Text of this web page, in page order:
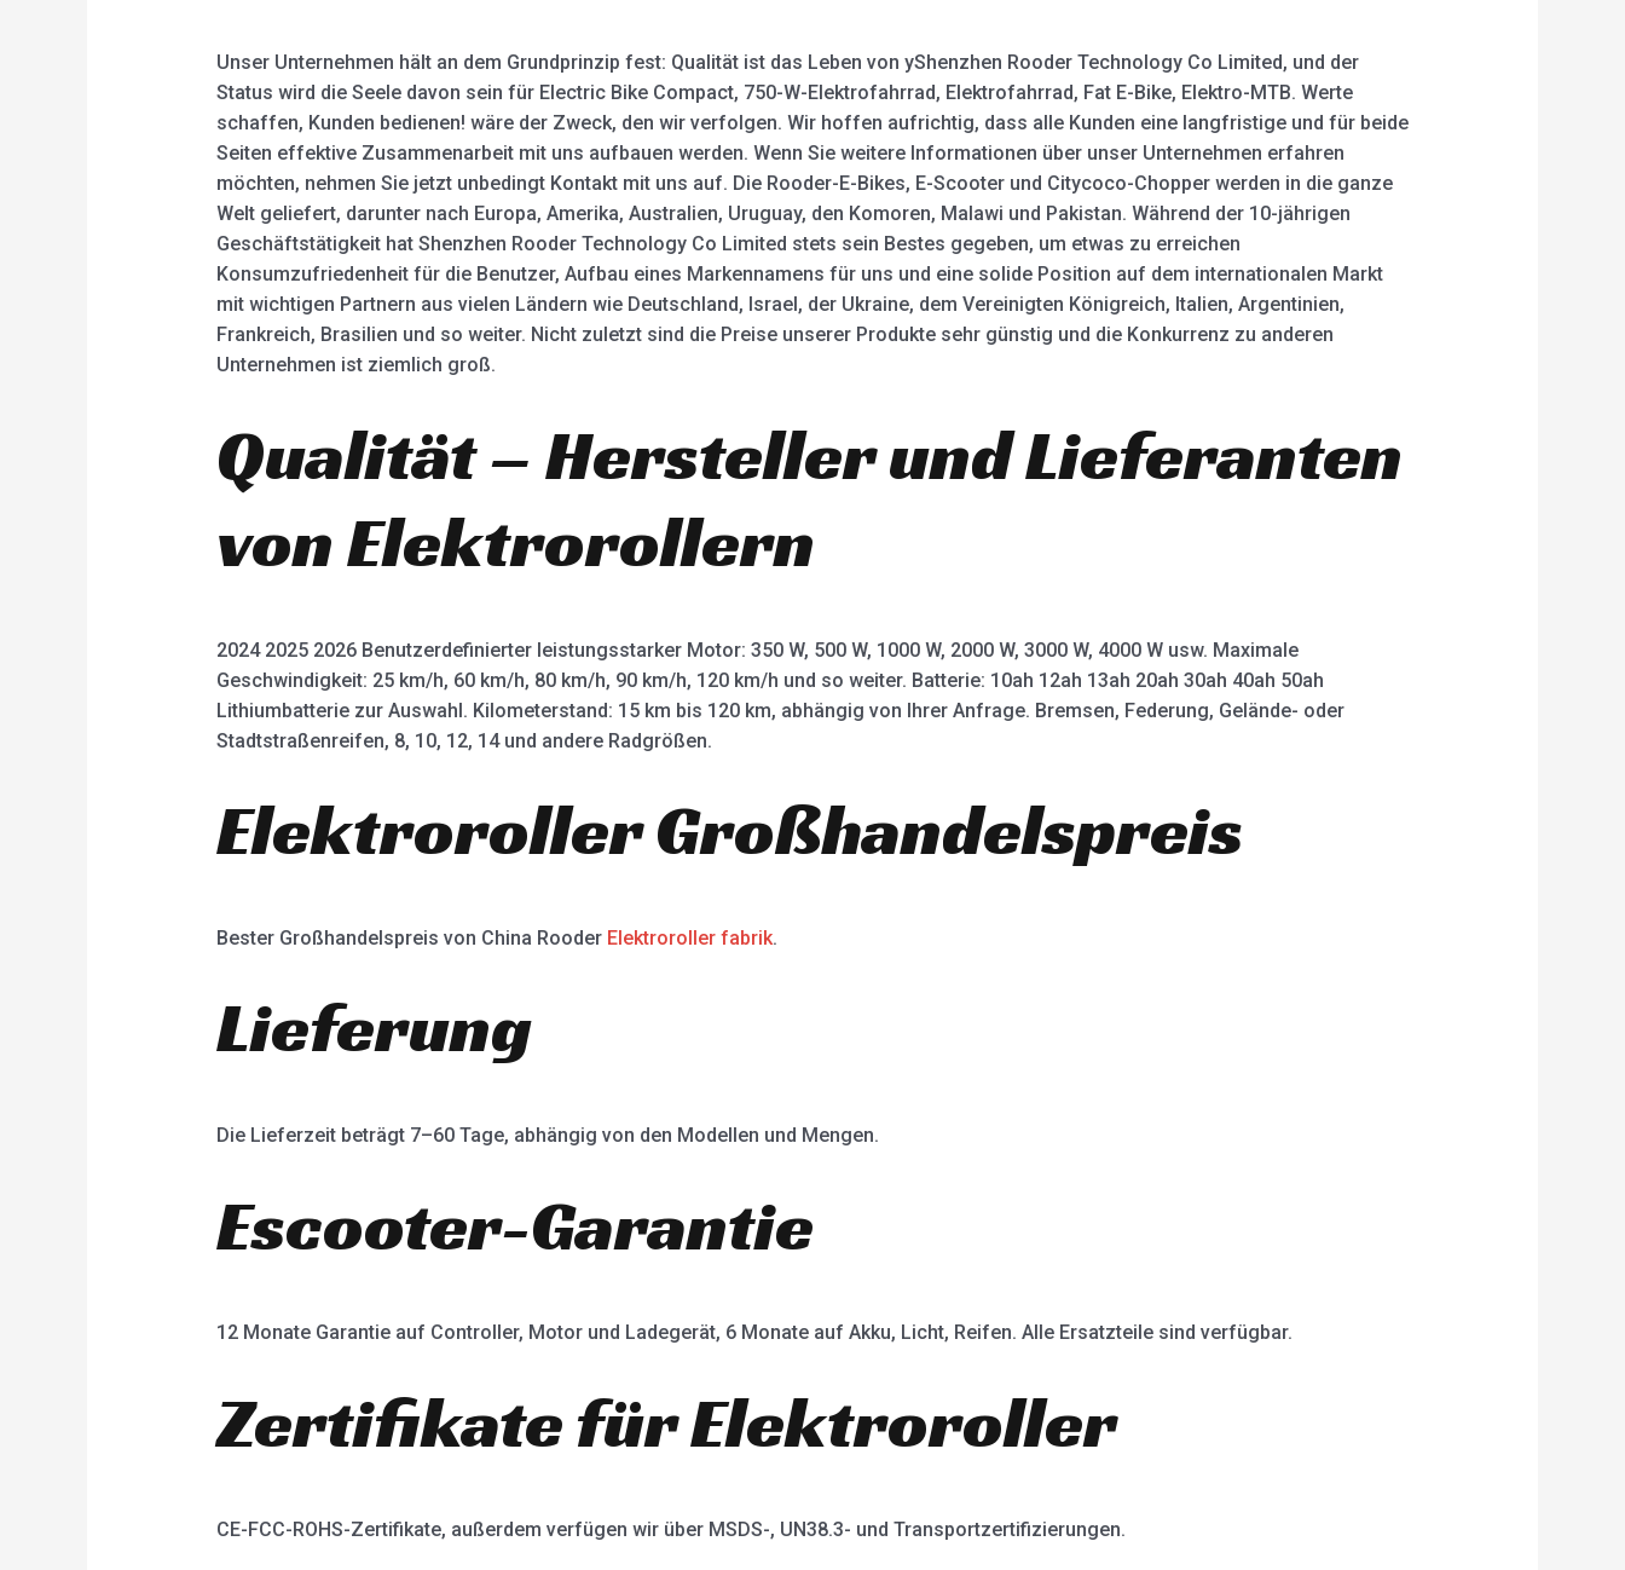
Unser Unternehmen hält an dem Grundprinzip fest: Qualität ist das Leben von yShenzhen Rooder Technology Co Limited, und der
Status wird die Seele davon sein für Electric Bike Compact, 750-W-Elektrofahrrad, Elektrofahrrad, Fat E-Bike, Elektro-MTB. Werte
schaffen, Kunden bedienen! wäre der Zweck, den wir verfolgen. Wir hoffen aufrichtig, dass alle Kunden eine langfristige und für beide
Seiten effektive Zusammenarbeit mit uns aufbauen werden. Wenn Sie weitere Informationen über unser Unternehmen erfahren
möchten, nehmen Sie jetzt unbedingt Kontakt mit uns auf. Die Rooder-E-Bikes, E-Scooter und Citycoco-Chopper werden in die ganze
Welt geliefert, darunter nach Europa, Amerika, Australien, Uruguay, den Komoren, Malawi und Pakistan. Während der 10-jährigen
Geschäftstätigkeit hat Shenzhen Rooder Technology Co Limited stets sein Bestes gegeben, um etwas zu erreichen
Konsumzufriedenheit für die Benutzer, Aufbau eines Markennamens für uns und eine solide Position auf dem internationalen Markt
mit wichtigen Partnern aus vielen Ländern wie Deutschland, Israel, der Ukraine, dem Vereinigten Königreich, Italien, Argentinien,
Frankreich, Brasilien und so weiter. Nicht zuletzt sind die Preise unserer Produkte sehr günstig und die Konkurrenz zu anderen
Unternehmen ist ziemlich groß.
Qualität – Hersteller und Lieferanten
von Elektrorollern
2024 2025 2026 Benutzerdefinierter leistungsstarker Motor: 350 W, 500 W, 1000 W, 2000 W, 3000 W, 4000 W usw. Maximale
Geschwindigkeit: 25 km/h, 60 km/h, 80 km/h, 90 km/h, 120 km/h und so weiter. Batterie: 10ah 12ah 13ah 20ah 30ah 40ah 50ah
Lithiumbatterie zur Auswahl. Kilometerstand: 15 km bis 120 km, abhängig von Ihrer Anfrage. Bremsen, Federung, Gelände- oder
Stadtstraßenreifen, 8, 10, 12, 14 und andere Radgrößen.
Elektroroller Großhandelspreis
Bester Großhandelspreis von China Rooder Elektroroller fabrik.
Lieferung
Die Lieferzeit beträgt 7–60 Tage, abhängig von den Modellen und Mengen.
Escooter-Garantie
12 Monate Garantie auf Controller, Motor und Ladegerät, 6 Monate auf Akku, Licht, Reifen. Alle Ersatzteile sind verfügbar.
Zertifikate für Elektroroller
CE-FCC-ROHS-Zertifikate, außerdem verfügen wir über MSDS-, UN38.3- und Transportzertifizierungen.